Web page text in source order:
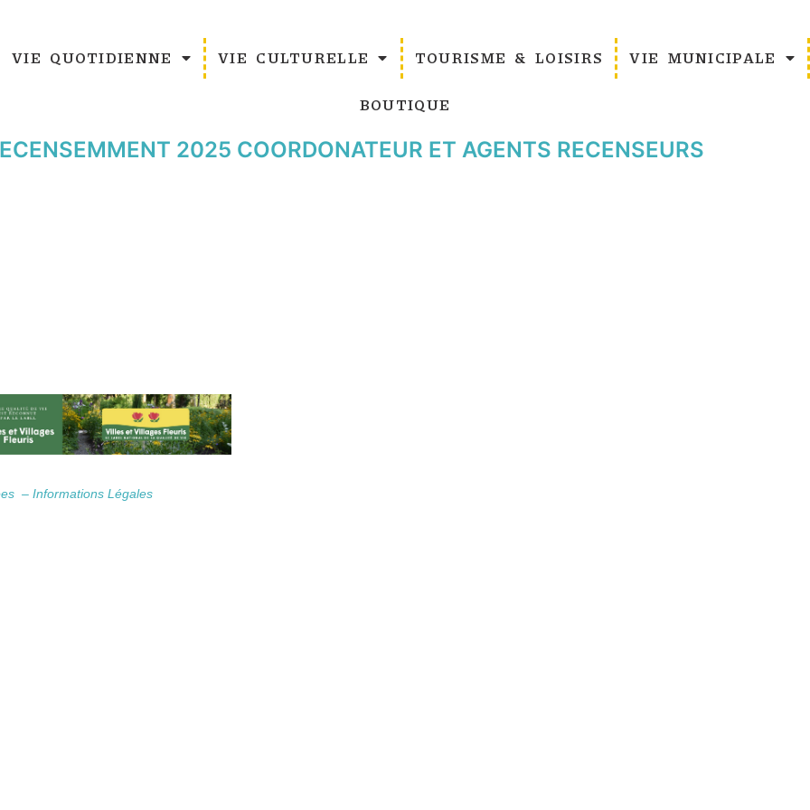
VIE QUOTIDIENNE VIE CULTURELLE TOURISME & LOISIRS VIE MUNICIPALE
BOUTIQUE
2025 COORDONATEUR ET AGENTS RECENSEURS
– Informations Légales